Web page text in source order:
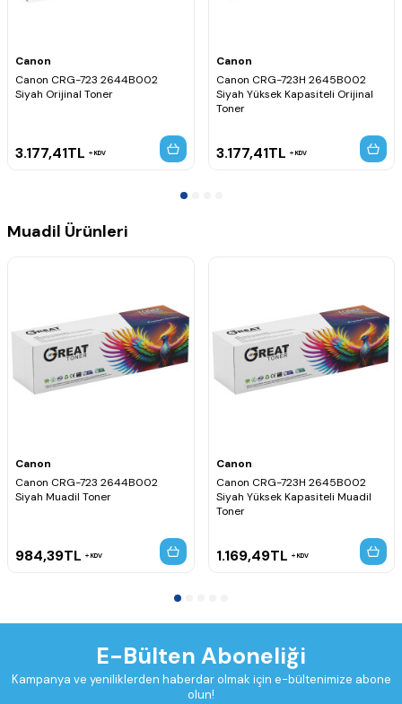
Canon
Canon CRG-723 2644B002
Siyah Orijinal Toner
3.177,41TL KDV
Canon
Canon CRG-723H 2645B002
Siyah Yüksek Kapasiteli Orijinal
Toner
3.177,41TL KDV
Muadil Ürünleri
Canon
Canon CRG-723 2644B002
Siyah Muadil Toner
984,39TL KDV
Canon
Canon CRG-723H 2645B002
Siyah Yüksek Kapasiteli Muadil
Toner
1.169,49TL KDV
E-Bülten Aboneliği
Kampanya ve yeniliklerden haberdar olmak için e-bültenimize abone
olun!